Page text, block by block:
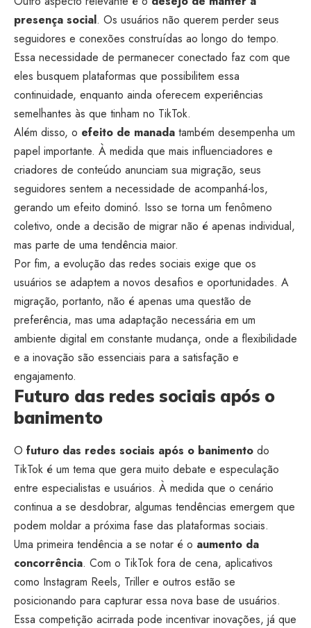
presença social. Os usuários não querem perder seus
seguidores e conexões construídas ao longo do tempo.
Essa necessidade de permanecer conectado faz com que
eles busquem plataformas que possibilitem essa
continuidade, enquanto ainda oferecem experiências
semelhantes às que tinham no TikTok.
Além disso, o efeito de manada também desempenha um
papel importante. À medida que mais influenciadores e
criadores de conteúdo anunciam sua migração, seus
seguidores sentem a necessidade de acompanhá-los,
gerando um efeito dominó. Isso se torna um fenômeno
coletivo, onde a decisão de migrar não é apenas individual,
mas parte de uma tendência maior.
Por fim, a evolução das redes sociais exige que os
usuários se adaptem a novos desafios e oportunidades. A
migração, portanto, não é apenas uma questão de
preferência, mas uma adaptação necessária em um
ambiente digital em constante mudança, onde a flexibilidade
e a inovação são essenciais para a satisfação e
engajamento.
Futuro das redes sociais após o
banimento
O futuro das redes sociais após o banimento do
TikTok é um tema que gera muito debate e especulação
entre especialistas e usuários. À medida que o cenário
continua a se desdobrar, algumas tendências emergem que
podem moldar a próxima fase das plataformas sociais.
Uma primeira tendência a se notar é o aumento da
concorrência. Com o TikTok fora de cena, aplicativos
como Instagram Reels, Triller e outros estão se
posicionando para capturar essa nova base de usuários.
Essa competição acirrada pode incentivar inovações, já que